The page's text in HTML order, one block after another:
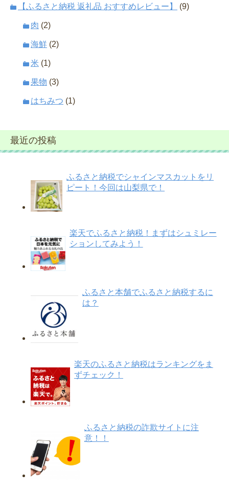
【ふるさと納税 返礼品 おすすめレビュー】 (9)
肉 (2)
海鮮 (2)
米 (1)
果物 (3)
はちみつ (1)
最近の投稿
ふるさと納税でシャインマスカットをリ
ピート！今回は山梨県で！
楽天でふるさと納税！まずはシュミレー
ションしてみよう！
ふるさと本舗でふるさと納税するに
は？
楽天のふるさと納税はランキングをま
ずチェック！
ふるさと納税の詐欺サイトに注
意！！